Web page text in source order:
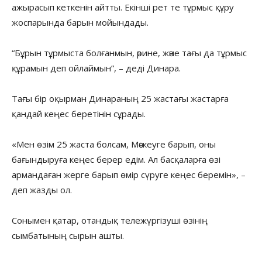
ажырасып кеткенін айтты. Екінші рет те тұрмыс құру
жоспарында барын мойындады.
“Бұрын тұрмыста болғанмын, әрине, және тағы да тұрмыс
құрамын деп ойлаймын”, – деді Динара.
Тағы бір оқырман Динараның 25 жастағы жастарға
қандай кеңес беретінін сұрады.
«Мен өзім 25 жаста болсам, Мәскеуге барып, оны
бағындыруға кеңес берер едім. Ал басқаларға өзі
армандаған жерге барып өмір сүруге кеңес беремін», –
деп жазды ол.
Сонымен қатар, отандық тележүргізуші өзінің
сымбатының сырын ашты.